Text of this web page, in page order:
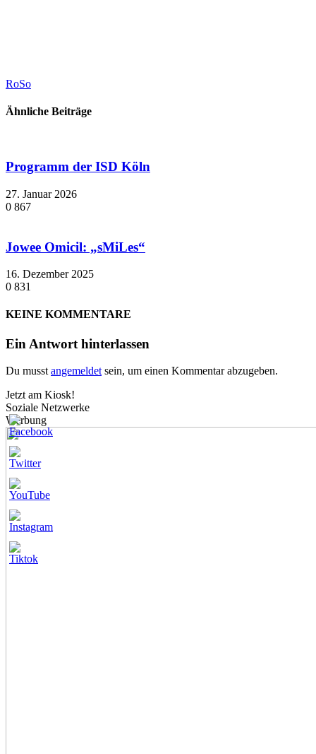
RoSo
Ähnliche Beiträge
Programm der ISD Köln
27. Januar 2026
0 867
Jowee Omicil: „sMiLes“
16. Dezember 2025
0 831
KEINE KOMMENTARE
Ein Antwort hinterlassen
Du musstangemeldetsein, um einen Kommentar abzugeben.
Jetzt am Kiosk!
Soziale Netzwerke
Werbung